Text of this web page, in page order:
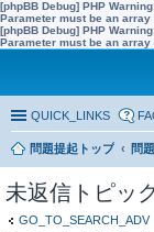
[phpBB Debug] PHP Warning
Parameter must be an
[phpBB Debug] PHP Warning
Parameter must be an
QUICK_LINKS
問題提起トップ
問
未返信トピッ
GO_TO_SEARCH_ADV